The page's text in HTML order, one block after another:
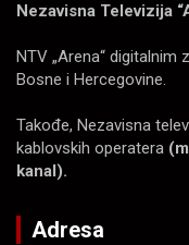
Nezavisna Televizija
NTV „Arena“
Bosne i Hercegovine.
Takođe, Nezavisna
kablovskih operatera
kanal).
Adresa